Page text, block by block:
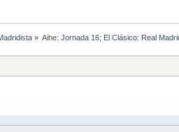
» Aihe:Jornada 16; El Clásico: Real